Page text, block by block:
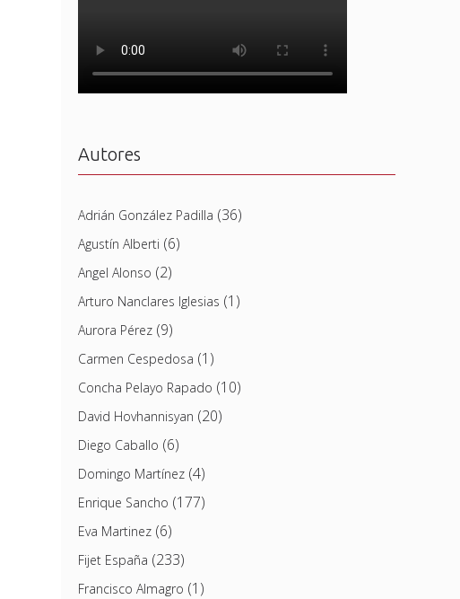
Autores
Adrián González Padilla (36)
Agustín Alberti (6)
Angel Alonso (2)
Arturo Nanclares Iglesias (1)
Aurora Pérez(9)
Carmen Cespedosa (1)
Concha Pelayo Rapado (10)
David Hovhannisyan (20)
Diego Caballo (6)
Domingo Martínez(4)
Enrique Sancho (177)
Eva Martinez(6)
Fijet España (233)
Francisco Almagro (1)